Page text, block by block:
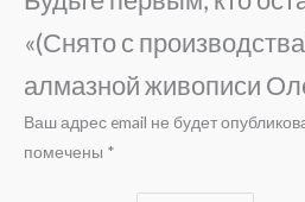
«(Снято с
алмазной живописи
Ваш адрес email не будет
помечены *